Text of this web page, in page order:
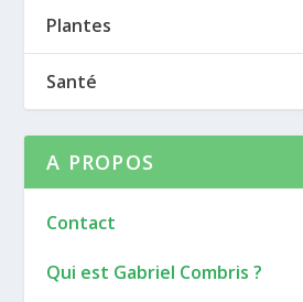
Plantes
Santé
A PROPOS
Contact
Qui est Gabriel Combris ?